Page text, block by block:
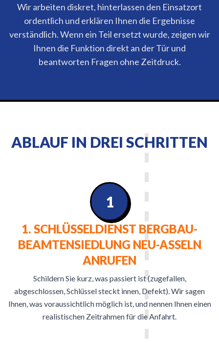
Wir arbeiten diskret, hinterlassen den Einsatzort
ordentlich und erklären Ihnen die Ergebnisse
verständlich. Wenn ein Teil ersetzt wurde, zeigen wir
Ihnen die Funktion direkt an der Tür und
beantworten Fragen ohne Zeitdruck.
ABLAUF IN DREI SCHRITTEN
1. SCHLÜSSELDIENST BERGBAU-
BEAMTENSIEDLUNG NEU-ASSELN
ANRUFEN
Schildern Sie kurz, was passiert ist (zugefallen,
abgeschlossen, Schlüssel steckt innen, Defekt). Wir sagen
Ihnen, was voraussichtlich möglich ist, und nennen Ihnen einen
realistischen Zeitrahmen für die Anfahrt.
1